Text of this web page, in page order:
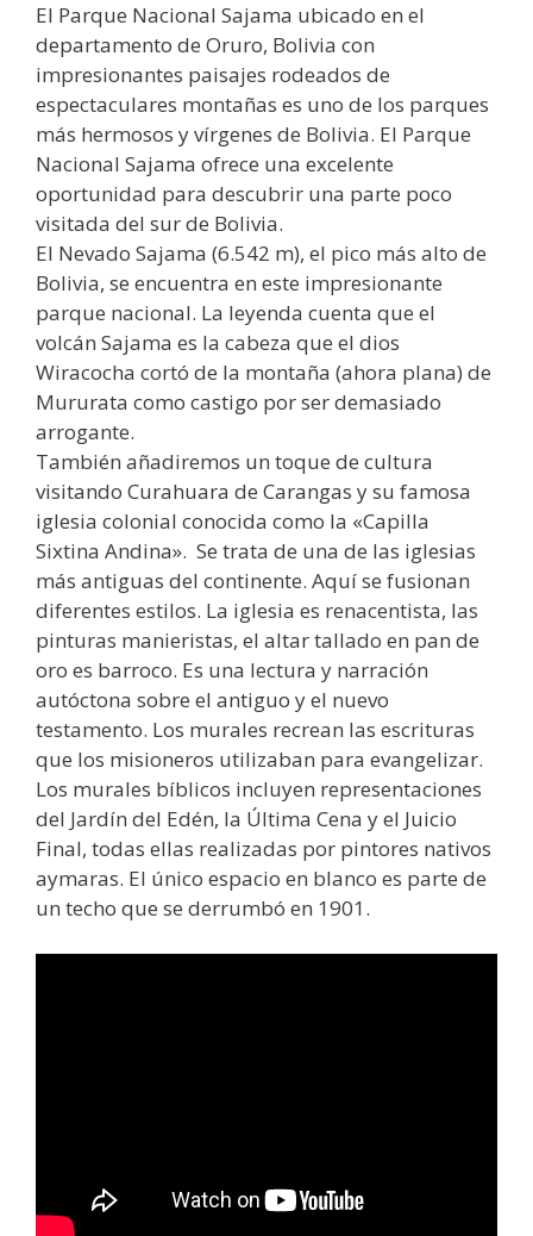
El Parque Nacional Sajama ubicado en el
departamento de Oruro, Bolivia con
impresionantes paisajes rodeados de
espectaculares montañas es uno de los parques
más hermosos y vírgenes de Bolivia. El Parque
Nacional Sajama ofrece una excelente
oportunidad para descubrir una parte poco
visitada del sur de Bolivia.
El Nevado Sajama (6.542 m), el pico más alto de
Bolivia, se encuentra en este impresionante
parque nacional. La leyenda cuenta que el
volcán Sajama es la cabeza que el dios
Wiracocha cortó de la montaña (ahora plana) de
Mururata como castigo por ser demasiado
arrogante.
También añadiremos un toque de cultura
visitando Curahuara de Carangas y su famosa
iglesia colonial conocida como la «Capilla
Sixtina Andina». Se trata de una de las iglesias
más antiguas del continente. Aquí se fusionan
diferentes estilos. La iglesia es renacentista, las
pinturas manieristas, el altar tallado en pan de
oro es barroco. Es una lectura y narración
autóctona sobre el antiguo y el nuevo
testamento. Los murales recrean las escrituras
que los misioneros utilizaban para evangelizar.
Los murales bíblicos incluyen representaciones
del Jardín del Edén, la Última Cena y el Juicio
Final, todas ellas realizadas por pintores nativos
aymaras. El único espacio en blanco es parte de
un techo que se derrumbó en 1901.